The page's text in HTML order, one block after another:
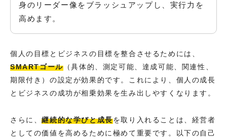
身のリーダー像をブラッシュアップし、実行力を
高めます。
個人の目標とビジネスの目標を整合させるためには、
SMARTゴール（具体的、測定可能、達成可能、関連性、
期限付き）の設定が効果的です。これにより、個人の成長
とビジネスの成功が相乗効果を生み出しやすくなります。
さらに、継続的な学びと成長を取り入れることは、経営者
としての価値を高めるために極めて重要です。以下の自己